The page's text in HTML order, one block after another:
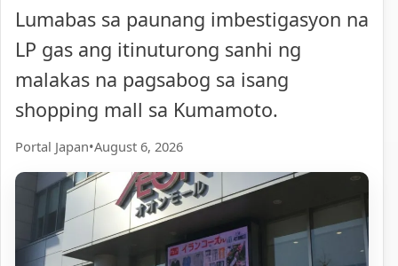
Lumabas sa paunang imbestigasyon na
LP gas ang itinuturong sanhi ng
malakas na pagsabog sa isang
shopping mall sa Kumamoto.
Portal Japan•August 6, 2026